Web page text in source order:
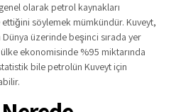
olarak petrol kaynakları
ettiğini söylemek mümkündür. Kuveyt,
üzerinde beşinci sırada yer
ekonomisinde %95 miktarında
bile petrolün Kuveyt için